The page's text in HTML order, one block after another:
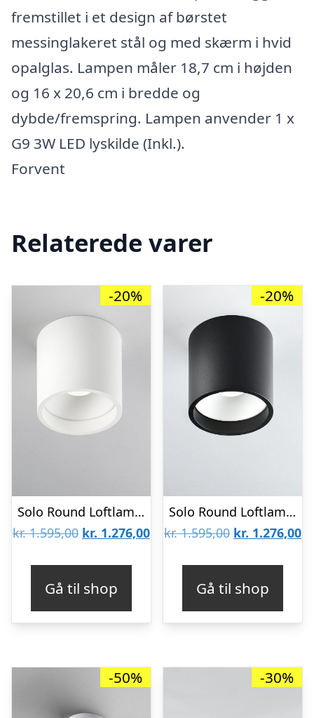
fremstillet i et design af børstet
messinglakeret stål og med skærm i hvid
opalglas. Lampen måler 18,7 cm i højden
og 16 x 20,6 cm i bredde og
dybde/fremspring. Lampen anvender 1 x
G9 3W LED lyskilde (Inkl.).
Forvent
Relaterede varer
-20%
Solo Round Loftlampe Hvid 2700K – LIGHT-POINT
kr.1.595,00 Den
var:
kr. 1.595,00.
kr. 1.276,00Den
kr. 1.276,00.
Gå til shop
-20%
Solo Round Loftlampe Sort 2700K – LIGHT-POINT
kr.1.595,00 Den
var:
kr. 1.595,00.
kr. 1.276,00
Gå til shop
-50% -30%